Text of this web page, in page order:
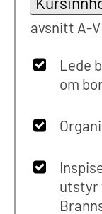
avsnitt A-
Lede
om
utstyr